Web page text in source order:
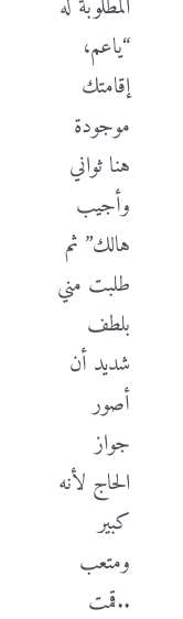
المطلوبة له
“ياعم،
إقامتك
موجودة
هنا ثواني
وأجيب
هالك” ثم
طلبت مني
بلطف
شديد أن
أصور
جواز
الحاج لأنه
كبير
ومتعب
..قمت